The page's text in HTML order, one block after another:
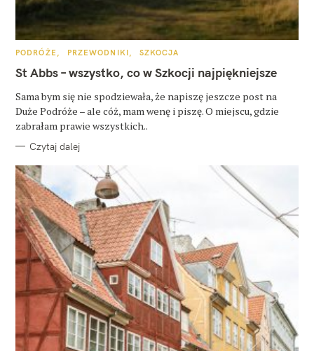
K
T
E
O
R
I
PODRÓŻE PRZEWODNIKI SZKOCJA
St Abbs – wszystko, co w Szkocji najpiękniejsze
Sama bym się nie spodziewała, że napiszę jeszcze post na
Duże Podróże – ale cóż, mam wenę i piszę. O miejscu, gdzie
zabrałam prawie wszystkich..
Czytaj dalej